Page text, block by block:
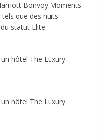
Bonvoy Moments
que des nuits
statut Elite.
hôtel The Luxury
hôtel The Luxury